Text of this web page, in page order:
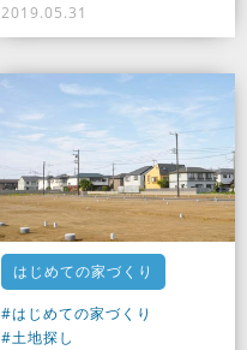
2019.05.31
はじめての家づくり
#はじめての家づくり
#土地探し